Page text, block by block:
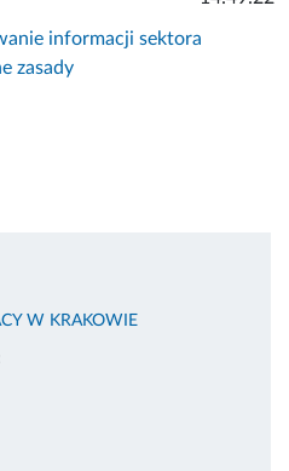
informacji sektora
zasady
W KRAKOWIE